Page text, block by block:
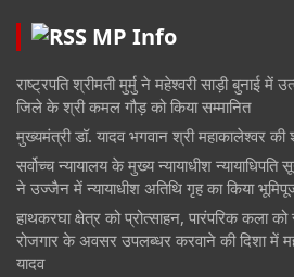
MP Info
राष्ट्रपति श्रीमती मुर्मु ने महेश्वरी साड़ी बुनाई
जिले के श्री कमल गौड़ को किया सम्मानित
मुख्यमंत्री डॉ. यादव भगवान श्री महाकालेश्‍वर
सर्वोच्च न्यायालय के मुख्‍य न्‍यायाधीश
ने उज्जैन में न्यायाधीश अतिथि गृह का किया
हाथकरघा क्षेत्र को प्रोत्साहन, पारंपरिक कला
रोजगार के अवसर उपलब्धर करवाने की दिशा में
यादव